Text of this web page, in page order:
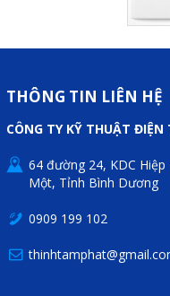
THÔNG TIN LIÊN HỆ
CÔNG TY KỸ THUẬT
64 đường 24, KDC
Một, Tỉnh Bình Dương
0909 199 102
Thiết kế tủ điện công
Sửa chữa biến tần
Sửa chữa PLC
Sửa chữa màn hình HMI
Sửa Bộ điều khiển
điều khiển motor bước